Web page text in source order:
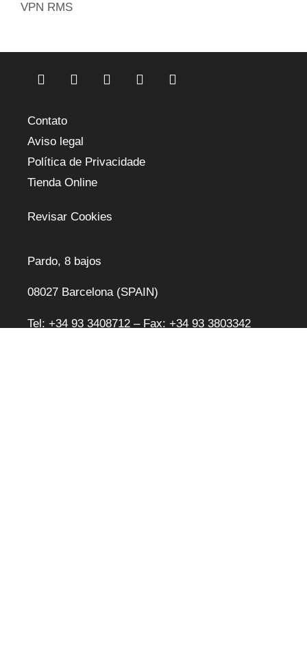
VPN RMS
Contato
Aviso legal
Política de Privacidade
Tienda Online
Revisar Cookies
Pardo, 8 bajos
08027 Barcelona (SPAIN)
Tel: +34 93 3408712 – Fax: +34 93 3803342